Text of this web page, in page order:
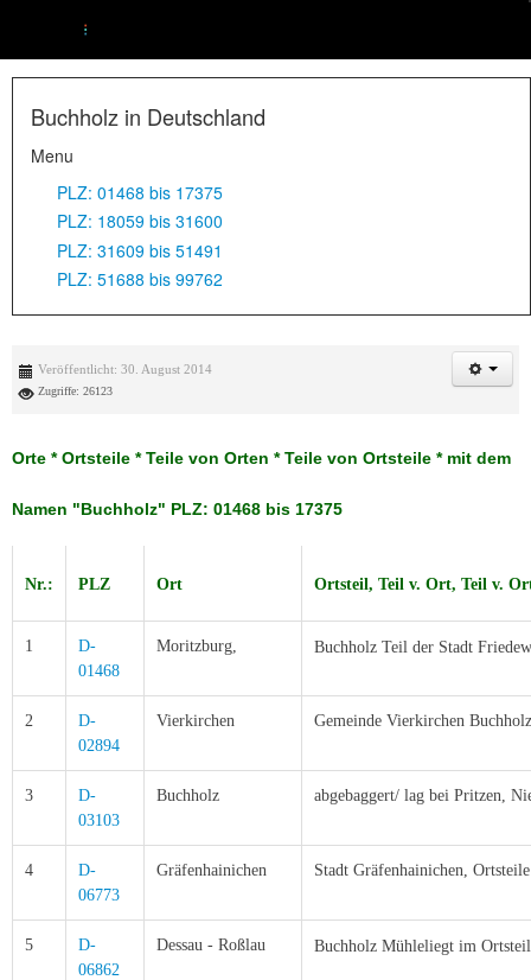
Buchholz in Deutschland
Menu
PLZ: 01468 bis 17375
PLZ: 18059 bis 31600
PLZ: 31609 bis 51491
PLZ: 51688 bis 99762
Veröffentlicht: 30. August 2014
Zugriffe: 26123
Orte * Ortsteile * Teile von Orten * Teile von Ortsteile * mit dem
Namen "Buchholz" PLZ: 01468 bis 17375
Nr.: PLZ Ort Ortsteil, Teil v. Ort, Teil v.
1
D-
01468
Moritzburg, Buchholz Teil der Stadt
2
D-
02894
Vierkirchen Gemeinde Vierkirchen
3
D-
03103
Buchholz abgebaggert/ lag bei Pritzen,
4
D-
06773
Gräfenhainichen Stadt Gräfenhainichen,
5
D-
06862
Dessau - Roßlau Buchholz Mühleliegt im